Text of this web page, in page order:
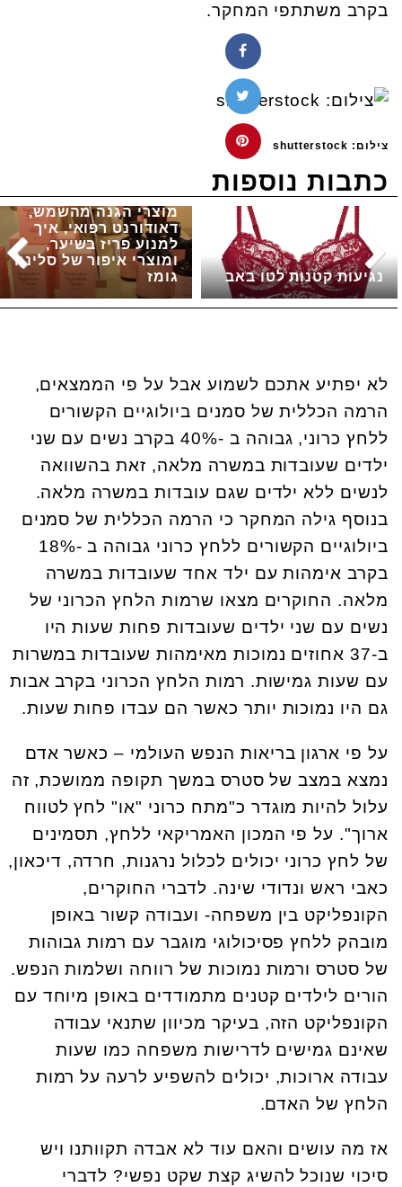
בקרב משתתפי המחקר.
צילום: shutterstock
כתבות נוספות
מוצרי הגנה מהשמש,
דאודורנט רפואי, איך
למנוע פריז בשיער,
ומוצרי איפור של סלינה
גומז
נגיעות קטנות לטו באב
לא יפתיע אתכם לשמוע אבל על פי הממצאים,
הרמה הכללית של סמנים ביולוגיים הקשורים
ללחץ כרוני, גבוהה ב -40% בקרב נשים עם שני
ילדים שעובדות במשרה מלאה, זאת בהשוואה
לנשים ללא ילדים שגם עובדות במשרה מלאה.
בנוסף גילה המחקר כי הרמה הכללית של סמנים
ביולוגיים הקשורים ללחץ כרוני גבוהה ב -18%
בקרב אימהות עם ילד אחד שעובדות במשרה
מלאה. החוקרים מצאו שרמות הלחץ הכרוני של
נשים עם שני ילדים שעובדות פחות שעות היו
ב-37 אחוזים נמוכות מאימהות שעובדות במשרות
עם שעות גמישות. רמות הלחץ הכרוני בקרב אבות
גם היו נמוכות יותר כאשר הם עבדו פחות שעות.
על פי ארגון בריאות הנפש העולמי – כאשר אדם
נמצא במצב של סטרס במשך תקופה ממושכת, זה
עלול להיות מוגדר כ"מתח כרוני "או" לחץ לטווח
ארוך". על פי המכון האמריקאי ללחץ, תסמינים
של לחץ כרוני יכולים לכלול נרגנות, חרדה, דיכאון,
כאבי ראש ונדודי שינה. לדברי החוקרים,
הקונפליקט בין משפחה- ועבודה קשור באופן
מובהק ללחץ פסיכולוגי מוגבר עם רמות גבוהות
של סטרס ורמות נמוכות של רווחה ושלמות הנפש.
הורים לילדים קטנים מתמודדים באופן מיוחד עם
הקונפליקט הזה, בעיקר מכיוון שתנאי עבודה
שאינם גמישים לדרישות משפחה כמו שעות
עבודה ארוכות, יכולים להשפיע לרעה על רמות
הלחץ של האדם.
אז מה עושים והאם עוד לא אבדה תקוותנו ויש
סיכוי שנוכל להשיג קצת שקט נפשי? לדברי